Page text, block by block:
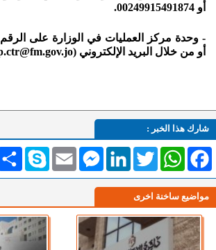
أو 00249915491874.
أو من خلال البريد الإلكتروني (op.ctr@fm.gov.jo).
شارك هذا الخبر :
انشر Skype Email
MessengerLinkedInTwitterWhatsAppFacebook
مواضيع ساخنة اخرى